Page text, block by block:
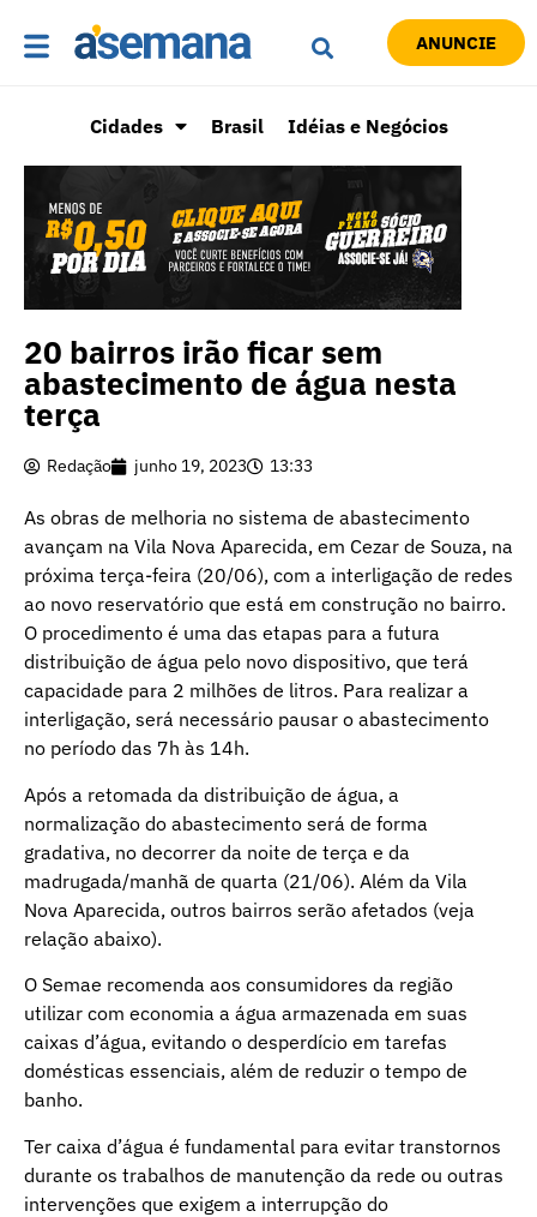
ANUNCIE
Cidades Brasil Idéias e Negócios
20 bairros irão ficar sem
abastecimento de água nesta
terça
Redação junho 19, 2023 13:33
As obras de melhoria no sistema de abastecimento
avançam na Vila Nova Aparecida, em Cezar de Souza, na
próxima terça-feira (20/06), com a interligação de redes
ao novo reservatório que está em construção no bairro.
O procedimento é uma das etapas para a futura
distribuição de água pelo novo dispositivo, que terá
capacidade para 2 milhões de litros. Para realizar a
interligação, será necessário pausar o abastecimento
no período das 7h às 14h.
Após a retomada da distribuição de água, a
normalização do abastecimento será de forma
gradativa, no decorrer da noite de terça e da
madrugada/manhã de quarta (21/06). Além da Vila
Nova Aparecida, outros bairros serão afetados (veja
relação abaixo).
O Semae recomenda aos consumidores da região
utilizar com economia a água armazenada em suas
caixas d’água, evitando o desperdício em tarefas
domésticas essenciais, além de reduzir o tempo de
banho.
Ter caixa d’água é fundamental para evitar transtornos
durante os trabalhos de manutenção da rede ou outras
intervenções que exigem a interrupção do